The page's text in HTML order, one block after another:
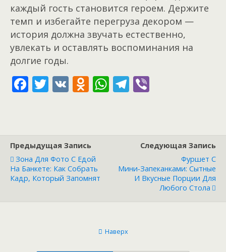
каждый гость становится героем. Держите
темп и избегайте перегруза декором —
история должна звучать естественно,
увлекать и оставлять воспоминания на
долгие годы.
F
o
o
k
T V O
kl
as
s
W
p
T
m
Предыдущая Запись
Зона Для Фото С Едой
На Банкете: Как Собрать
Кадр, Который Запомнят
Следующая Запись
Фуршет С
Мини‑запеканками: Сытные
И Вкусные Порции Для
Любого Стола
Наверх